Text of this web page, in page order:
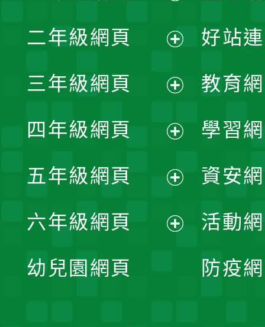
開
選
單
二年級網頁
開
選
單
三年級網頁
開
選
單
四年級網頁
開
選
五年級網頁
開
六年級網頁
幼兒園網頁
好站
教育
學習
資安
活動
防疫